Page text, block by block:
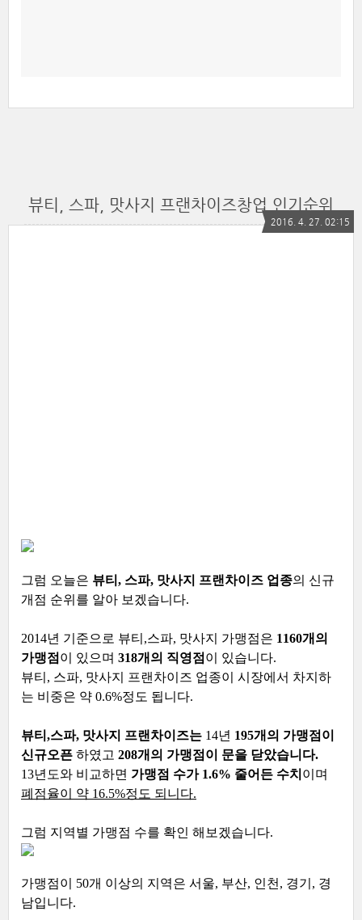
뷰티, 스파, 맛사지 프랜차이즈창업 인기순위
2016. 4. 27. 02:15
그럼 오늘은 뷰티, 스파, 맛사지 프랜차이즈 업종의 신규
개점 순위를 알아 보겠습니다.
2014년 기준으로 뷰티,스파, 맛사지 가맹점은 1160개의
가맹점 이 있으며 318개의 직영점 이 있습니다.
뷰티, 스파, 맛사지 프랜차이즈 업종이 시장에서 차지하
는 비중은 약 0.6%정도 됩니다.
뷰티,스파, 맛사지 프랜차이즈는 14년 195개의 가맹점이
신규오픈 하였고 208개의 가맹점이 문을 닫았습니다.
13년도와 비교하면 가맹점 수가 1.6% 줄어든 수치 이며
폐점율이 약 16.5%정도 되니다.
그럼 지역별 가맹점 수를 확인 해보겠습니다.
가맹점이 50개 이상의 지역은 서울, 부산, 인천, 경기, 경
남입니다.